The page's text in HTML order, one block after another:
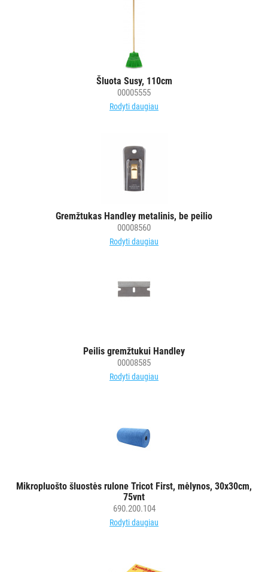
Šluota Susy, 110cm
00005555
Rodyti daugiau
Gremžtukas Handley metalinis, be peilio
00008560
Rodyti daugiau
Peilis gremžtukui Handley
00008585
Rodyti daugiau
Mikropluošto šluostės rulone Tricot First, mėlynos, 30x30cm,
75vnt
690.200.104
Rodyti daugiau